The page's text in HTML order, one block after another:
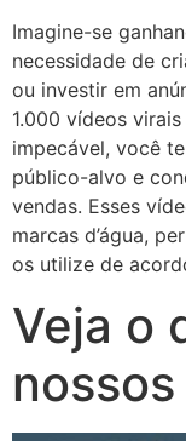
Imagine-se
necessidade de
ou investir em
1.000 vídeos
impecável, você
público-alvo e
vendas. Esses
marcas d’água,
os utilize de
Veja o